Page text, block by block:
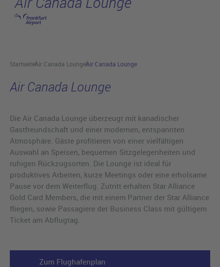
Hauptinhalt anspringen
StartseiteAir Canada LoungeAir Canada Lounge
Air Canada Lounge
Die Air Canada Lounge überzeugt mit kanadischer
Gastfreundschaft und einer modernen, entspannten
Atmosphäre. Gäste profitieren von einer vielfältigen
Auswahl an Speisen, bequemen Sitzgelegenheiten und
ruhigen Rückzugsorten. Die Lounge ist ideal für
produktives Arbeiten, kurze Meetings oder eine erholsame
Pause vor dem Weiterflug. Zutritt erhalten Star Alliance
Gold Card Members, die mit einem Partner der Star Alliance
fliegen, sowie Passagiere der Business Class mit gültigem
Ticket am Abflugtag.
Zum Flughafenplan